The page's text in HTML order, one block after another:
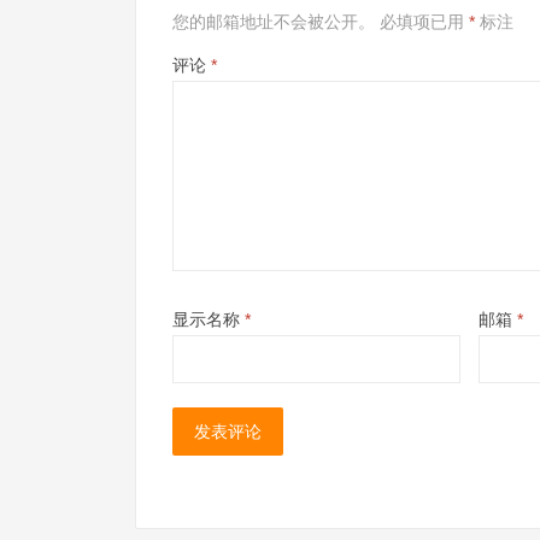
您的邮箱地址不会被公开。 必填项已用 * 标注
评论 *
显示名称 * 邮箱 *